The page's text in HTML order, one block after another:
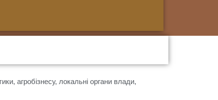
агробізнесу, локальні органи влади,